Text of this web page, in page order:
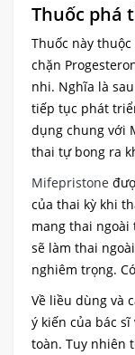
Thuốc phá
Thuốc này
chặn
nhi. Nghĩa là
tiếp tục phát
dụng chung với
thai tự bong ra
Mifepristone
của thai kỳ khi
mang thai
sẽ làm thai
nghiêm trọng.
Về liều dùng và
ý kiến của bác
toàn. Tuy nhiên